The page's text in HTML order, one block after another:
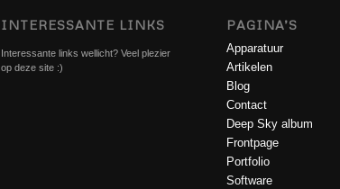
INTERESSANTE LINKS
Interessante links wellicht? Veel plezier
op deze site :)
PAGINA’S
Apparatuur
Artikelen
Blog
Contact
Deep Sky album
Frontpage
Portfolio
Software